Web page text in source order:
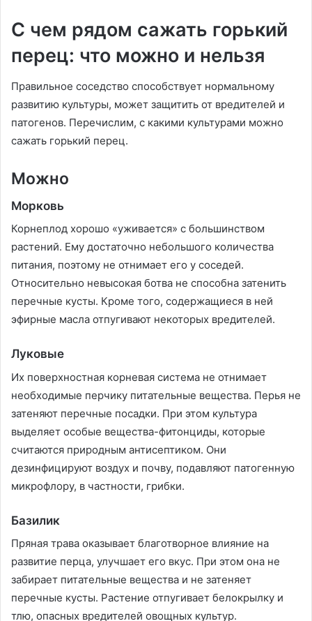
С чем рядом сажать горький
перец: что можно и нельзя
Правильное соседство способствует нормальному
развитию культуры, может защитить от вредителей и
патогенов. Перечислим, с какими культурами можно
сажать горький перец.
Можно
Морковь
Корнеплод хорошо «уживается» с большинством
растений. Ему достаточно небольшого количества
питания, поэтому не отнимает его у соседей.
Относительно невысокая ботва не способна затенить
перечные кусты. Кроме того, содержащиеся в ней
эфирные масла отпугивают некоторых вредителей.
Луковые
Их поверхностная корневая система не отнимает
необходимые перчику питательные вещества. Перья не
затеняют перечные посадки. При этом культура
выделяет особые вещества-фитонциды, которые
считаются природным антисептиком. Они
дезинфицируют воздух и почву, подавляют патогенную
микрофлору, в частности, грибки.
Базилик
Пряная трава оказывает благотворное влияние на
развитие перца, улучшает его вкус. При этом она не
забирает питательные вещества и не затеняет
перечные кусты. Растение отпугивает белокрылку и
тлю, опасных вредителей овощных культур.